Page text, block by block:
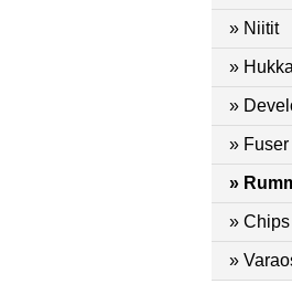
» Niitit
»
»
» Fuser
»
» Chips
»